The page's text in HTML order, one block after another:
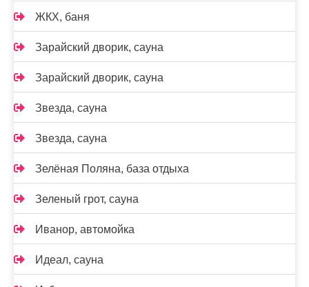
ЖКХ, баня
Зарайский дворик, сауна
Зарайский дворик, сауна
Звезда, сауна
Звезда, сауна
Зелёная Поляна, база отдыха
Зеленый грот, сауна
Иванор, автомойка
Идеал, сауна